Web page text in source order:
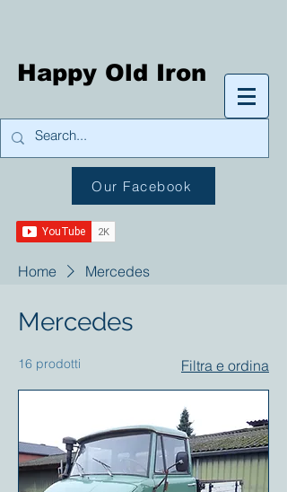
Happy Old Iron
Our Facebook
Home Mercedes
Mercedes
16 prodotti Filtra e ordina